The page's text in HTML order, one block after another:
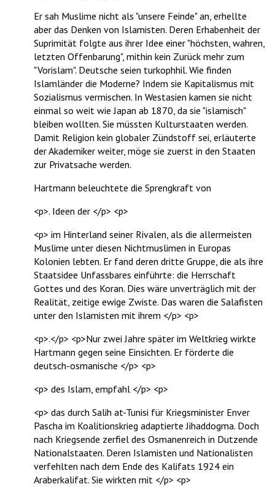
Er sah Muslime nicht als "unsere Feinde" an, erhellte
aber das Denken von Islamisten. Deren Erhabenheit der
Suprimität folgte aus ihrer Idee einer "höchsten, wahren,
letzten Offenbarung", mithin kein Zurück mehr zum
"Vorislam". Deutsche seien turkophhil. Wie finden
Islamländer die Moderne? Indem sie Kapitalismus mit
Sozialismus vermischen. In Westasien kamen sie nicht
einmal so weit wie Japan ab 1870, da sie "islamisch"
bleiben wollten. Sie müssten Kulturstaaten werden.
Damit Religion kein globaler Zündstoff sei, erläuterte
der Akademiker weiter, möge sie zuerst in den Staaten
zur Privatsache werden.
Hartmann beleuchtete die Sprengkraft von
<p>. Ideen der </p> <p>
<p> im Hinterland seiner Rivalen, als die allermeisten
Muslime unter diesen Nichtmuslimen in Europas
Kolonien lebten. Er fand deren dritte Gruppe, die als ihre
Staatsidee Unfassbares einführte: die Herrschaft
Gottes und des Koran. Dies wäre unverträglich mit der
Realität, zeitige ewige Zwiste. Das waren die Salafisten
unter den Islamisten mit ihrem </p> <p>
<p>.</p> <p>Nur zwei Jahre später im Weltkrieg wirkte
Hartmann gegen seine Einsichten. Er förderte die
deutsch-osmanische </p> <p>
<p> des Islam, empfahl </p> <p>
<p> das durch Salih at-Tunisi für Kriegsminister Enver
Pascha im Koalitionskrieg adaptierte Jihaddogma. Doch
nach Kriegsende zerfiel des Osmanenreich in Dutzende
Nationalstaaten. Deren Islamisten und Nationalisten
verfehlten nach dem Ende des Kalifats 1924 ein
Araberkalifat. Sie wirkten mit </p> <p>